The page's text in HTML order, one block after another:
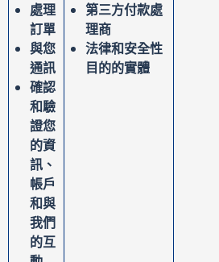
處理
訂單
與您
通訊
確認
和驗
證您
的資
訊、
帳戶
和與
我們
的互
第三方付款處
理商
法律和安全性
目的的實體